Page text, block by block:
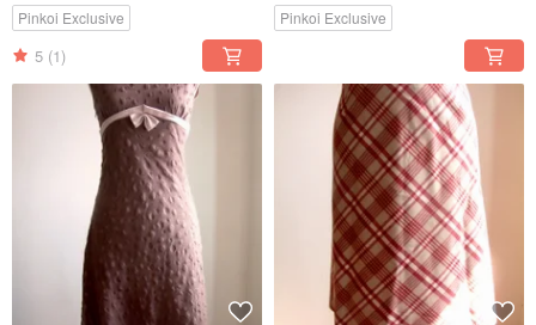
Pinkoi Exclusive
5 (1)
Pinkoi Exclusive